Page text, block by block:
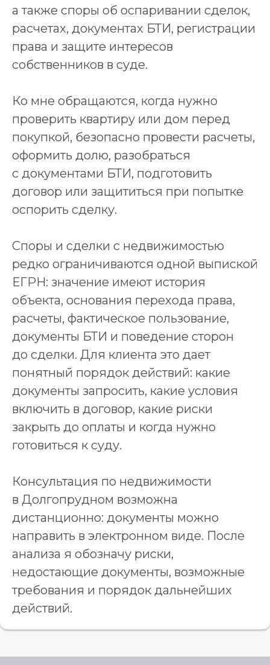
а также споры об оспаривании сделок,
расчетах, документах БТИ, регистрации
права и защите интересов
собственников в суде.
Ко мне обращаются, когда нужно
проверить квартиру или дом перед
покупкой, безопасно провести расчеты,
оформить долю, разобраться
с документами БТИ, подготовить
договор или защититься при попытке
оспорить сделку.
Споры и сделки с недвижимостью
редко ограничиваются одной выпиской
ЕГРН: значение имеют история
объекта, основания перехода права,
расчеты, фактическое пользование,
документы БТИ и поведение сторон
до сделки. Для клиента это дает
понятный порядок действий: какие
документы запросить, какие условия
включить в договор, какие риски
закрыть до оплаты и когда нужно
готовиться к суду.
Консультация по недвижимости
в Долгопрудном возможна
дистанционно: документы можно
направить в электронном виде. После
анализа я обозначу риски,
недостающие документы, возможные
требования и порядок дальнейших
действий.